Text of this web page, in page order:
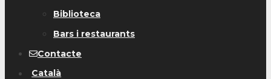
Biblioteca
Bars i restaurants
Contacte
Català